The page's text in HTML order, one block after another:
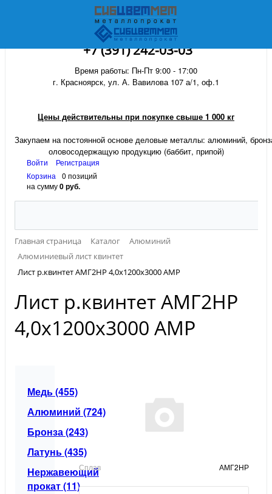
+7 (391) 242-03-03
Время работы: Пн-Пт 9:00 - 17:00
г. Красноярск, ул. А. Вавилова 107 а/1, оф.1
Цены действительны при покупке свыше 1 000 кг
Закупаем на постоянной основе деловые металлы: алюминий,
оловосодержащую продукцию (баббит, припой)
Войти
Регистрация
Корзина
0 позиций
на сумму0 руб.
Главная страница Каталог
Алюминий
Алюминиевый лист квинтет
Лист р.квинтет АМГ2НР 4,0х1200х3000 АМР
Лист р.квинтет АМГ2НР
4,0х1200х3000 АМР
Медь (455)
Алюминий (724)
Бронза (243)
Латунь (435)
Нержавеющий
прокат (11)
Сплав АМГ2НР